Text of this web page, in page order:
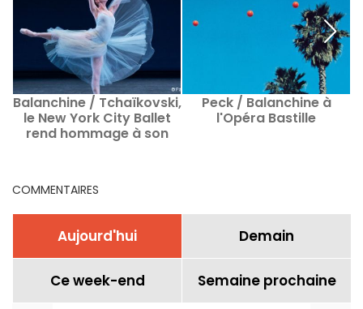
Balanchine / Tchaïkovski,
le New York City Ballet
rend hommage à son
Peck / Balanchine à
l'Opéra Bastille
COMMENTAIRES
Aujourd'hui Demain
Ce week-end Semaine prochaine